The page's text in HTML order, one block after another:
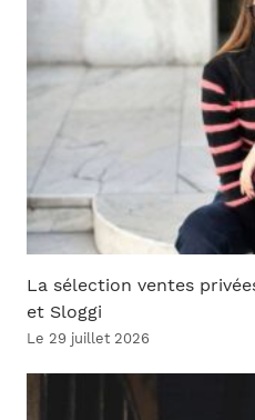
La sélection ventes
et Sloggi
Le 29 juillet 2026